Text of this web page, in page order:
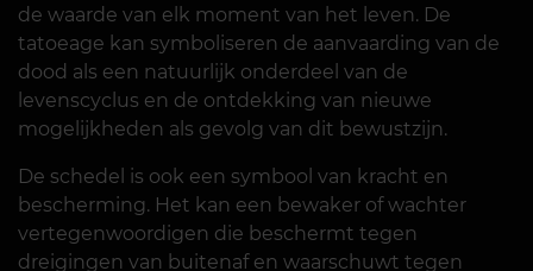
de waarde van elk moment van het leven. De
tatoeage kan symboliseren de aanvaarding van de
dood als een natuurlijk onderdeel van de
levenscyclus en de ontdekking van nieuwe
mogelijkheden als gevolg van dit bewustzijn.
De schedel is ook een symbool van kracht en
bescherming. Het kan een bewaker of wachter
vertegenwoordigen die beschermt tegen
dreigingen van buitenaf en waarschuwt tegen